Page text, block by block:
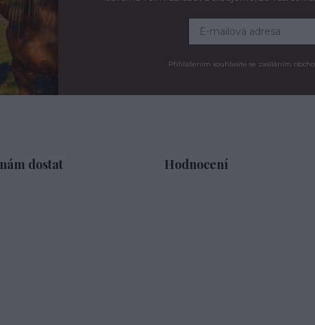
Přihlášením souhlasíte se zasíláním
dostat Hodnocení